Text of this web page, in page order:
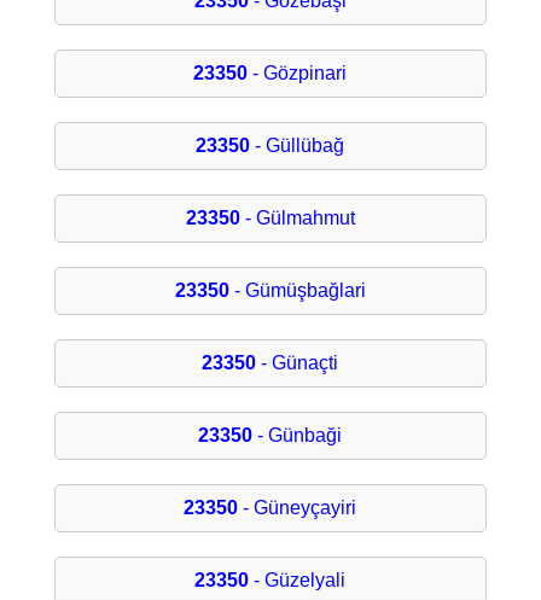
23350 - Gözpinari
23350 - Güllübağ
23350- Gülmahmut
23350- Gümüşbağlari
23350 - Günaçti
23350 - Günbaği
23350 - Güneyçayiri
23350 - Güzelyali